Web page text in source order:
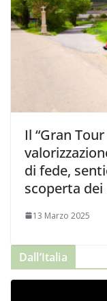
Il “Gran
di fede,
scoperta
13 Marzo 2025
Dall’Italia